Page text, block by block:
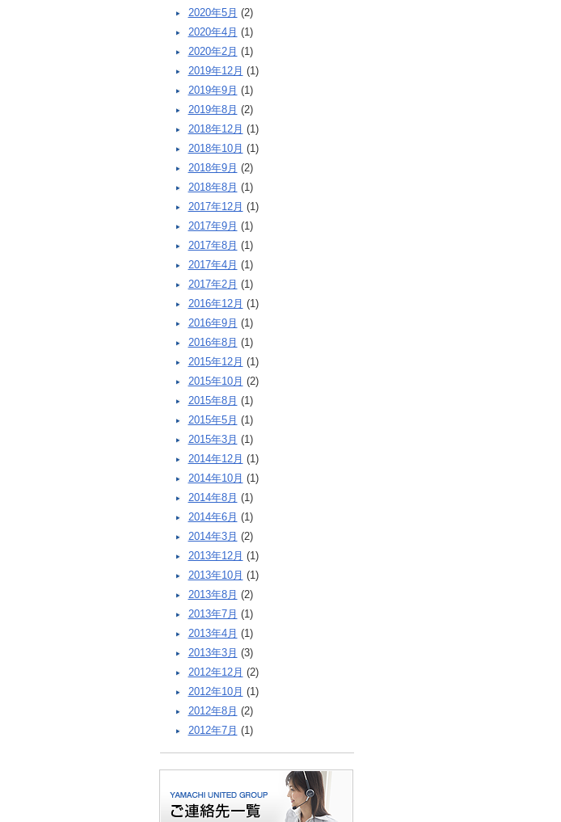
2020年5月 (2)
2020年4月 (1)
2020年2月 (1)
2019年12月 (1)
2019年9月 (1)
2019年8月 (2)
2018年12月 (1)
2018年10月 (1)
2018年9月 (2)
2018年8月 (1)
2017年12月 (1)
2017年9月 (1)
2017年8月 (1)
2017年4月 (1)
2017年2月 (1)
2016年12月 (1)
2016年9月 (1)
2016年8月 (1)
2015年12月 (1)
2015年10月 (2)
2015年8月 (1)
2015年5月 (1)
2015年3月 (1)
2014年12月 (1)
2014年10月 (1)
2014年8月 (1)
2014年6月 (1)
2014年3月 (2)
2013年12月 (1)
2013年10月 (1)
2013年8月 (2)
2013年7月 (1)
2013年4月 (1)
2013年3月 (3)
2012年12月 (2)
2012年10月 (1)
2012年8月 (2)
2012年7月 (1)